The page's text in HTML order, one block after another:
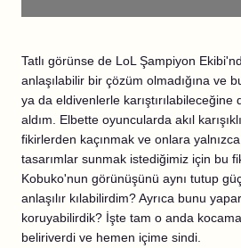
Tatlı görünse de LoL Şampiyon
anlaşılabilir bir çözüm olmadığına ve
ya da eldivenlerle karıştırılabileceğine
aldım. Elbette oyuncularda akıl
fikirlerden kaçınmak ve onlara
tasarımlar sunmak istediğimiz için bu
Kobuko'nun görünüşünü aynı tutup
anlaşılır kılabilirdim? Ayrıca bunu
koruyabilirdik? İşte tam o anda
beliriverdi ve hemen içime sindi.